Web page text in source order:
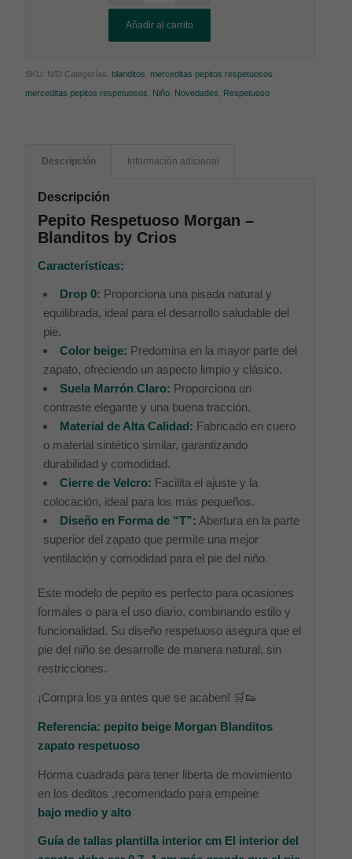
Añadir al carrito
SKU: N/D Categorías:blanditos ,merceditas pepitos respetuosos
merceditas pepitos respetuosos
Niño Novedades Respetuoso
Descripción Información adicional
Descripción
Pepito Respetuoso Morgan –
Blanditos by Crios
Características:
Drop 0: Proporciona una pisada natural y
equilibrada, ideal para el desarrollo saludable del
pie.
Color beige: Predomina en la mayor parte del
zapato, ofreciendo un aspecto limpio y clásico.
Suela Marrón Claro: Proporciona un
contraste elegante y una buena tracción.
Material de Alta Calidad: Fabricado en cuero
o material sintético similar, garantizando
durabilidad y comodidad.
Cierre de Velcro: Facilita el ajuste y la
colocación, ideal para los más pequeños.
Diseño en Forma de “T”: Abertura en la parte
superior del zapato que permite una mejor
ventilación y comodidad para el pie del niño.
Este modelo de pepito es perfecto para ocasiones
formales o para el uso diario, combinando estilo y
funcionalidad. Su diseño respetuoso asegura que el
pie del niño se desarrolle de manera natural, sin
restricciones.
¡Compra los ya antes que se acaben! 🛒👟
Referencia: pepito beige Morgan Blanditos
zapato respetuoso
Horma cuadrada para tener liberta de movimiento
en los deditos ,recomendado para empeine
bajo medio y alto
Guía de tallas plantilla interior cm El interior del